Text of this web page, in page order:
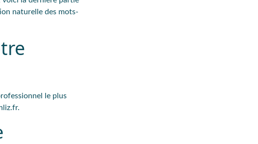
naturelle des mots-
le plus